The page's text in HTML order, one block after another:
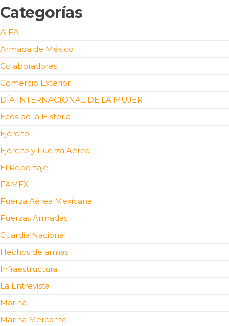
Categorías
AIFA
Armada de México
Colaboradores
Comercio Exterior
DÍA INTERNACIONAL DE LA MUJER
Ecos de la Historia
Ejército
Ejército y Fuerza Aérea
El Reportaje
FAMEX
Fuerza Aérea Mexicana
Fuerzas Armadas
Guardia Nacional
Hechos de armas
Infraestructura
La Entrevista
Marina
Marina Mercante